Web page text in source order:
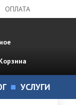
ОПЛАТА
УСЛУГИ